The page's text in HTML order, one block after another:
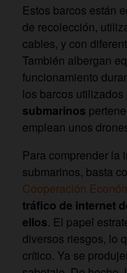
Estos barcos están
de recolección,
cables, y con
También albergan
funcionamiento
los barcos utilizados
submarinos
emplean unos
Para comprender la
submarinos, basta
Cooperación
tráfico de internet
ellos. El papel
diversos riesgos, lo
crítico. Ya se